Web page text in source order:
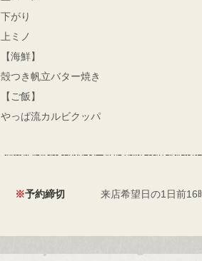
下がり
上ミノ
【海鮮】
殻つき帆立バター焼き
【ご飯】
やっぱ流カルビクッパ
予約締切 来店希望日の1日前16